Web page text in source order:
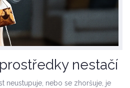
nestačí
neustupuje, nebo se zhoršuje, je